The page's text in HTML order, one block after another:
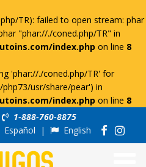
TR): failed to open stream: phar
"phar://./coned.php/TR" in
index.php on line 8
'phar://./coned.php/TR' for
usr/share/pear') in
index.php on line 8
1-888-760-8875
Español | English